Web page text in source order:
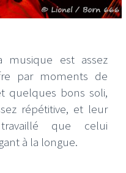
musique est assez
par moments de
quelques bons soli,
répétitive, et leur
que celui
à la longue.